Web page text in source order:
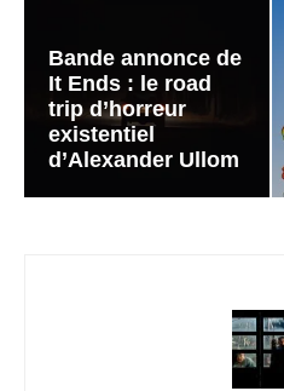
Bande annonce de
It Ends : le road
trip d’horreur
existentiel
d’Alexander Ullom